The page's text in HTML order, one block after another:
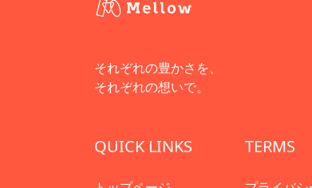
それぞれの豊かさを、
それぞれの想いで。
QUICK LINKS TERMS